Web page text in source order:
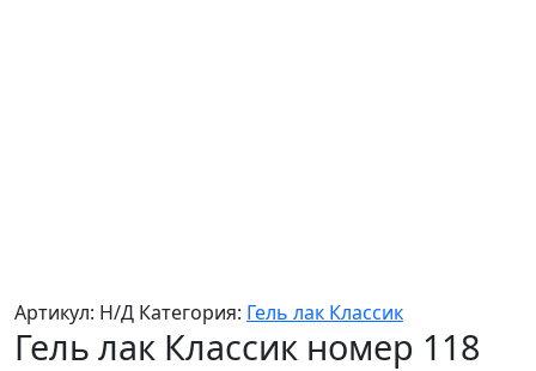
Артикул: Н/Д Категория: Гель лак Классик
Гель лак Классик номер 118